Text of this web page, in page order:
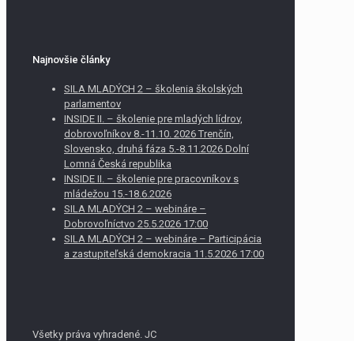
Najnovšie články
SILA MLADÝCH 2 – školenia školských
parlamentov
INSIDE II. – školenie pre mladých lídrov,
dobrovoľníkov 8.-11.10. 2026 Trenčín,
Slovensko, druhá fáza 5.-8.11.2026 Dolní
Lomná Česká republika
INSIDE II. – školenie pre pracovníkov s
mládežou 15.-18.6.2026
SILA MLADÝCH 2 – webináre –
Dobrovoľníctvo 25.5.2026 17:00
SILA MLADÝCH 2 – webináre – Participácia
a zastupiteľská demokracia 11.5.2026 17:00
Všetky práva vyhradené. JC